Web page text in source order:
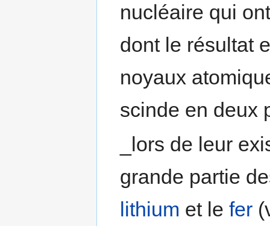
nucléaire qui
dont le résultat
noyaux
scinde en deux
_lors de leur
grande partie
lithium et lefer